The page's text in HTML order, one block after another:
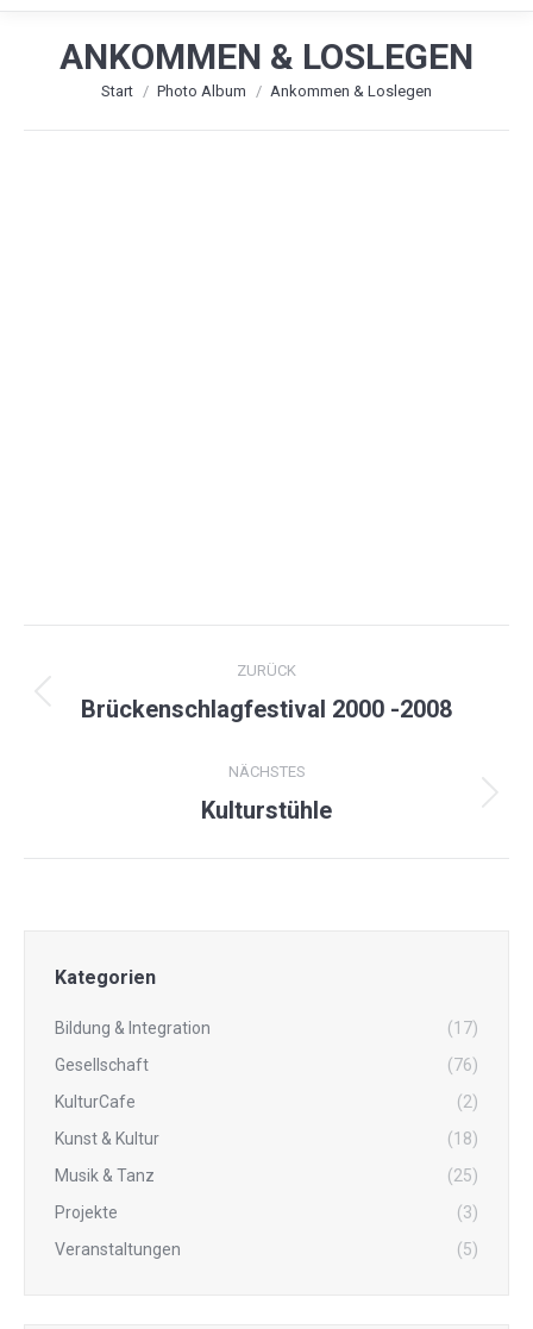
ANKOMMEN & LOSLEGEN
Sie befinden sich hier:
Start Photo Album Ankommen & Loslegen
NAVIGATIONZURÜCK
Vorheriges
Brückenschlagfestival 2000 -2008
NÄCHSTES
Nächstes
Kulturstühle
Kategorien
Bildung & Integration
(17)
Gesellschaft
(76)
KulturCafe
(2)
Kunst & Kultur
(18)
Musik & Tanz
(25)
Projekte
(3)
Veranstaltungen
(5)